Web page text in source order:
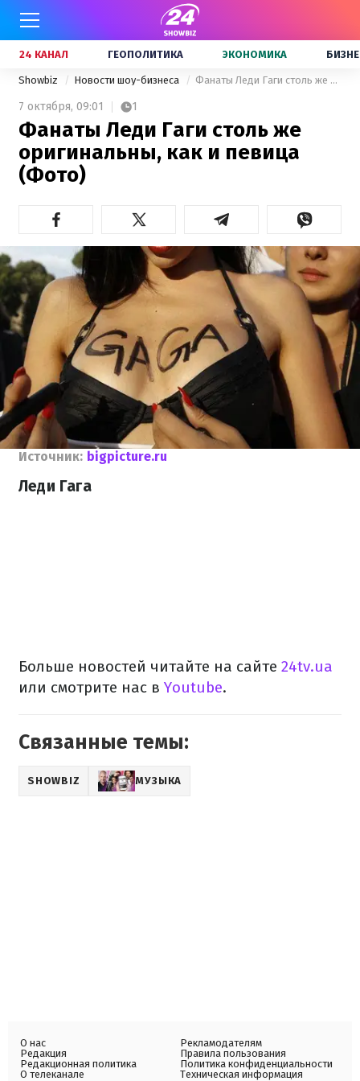
24 КАНАЛ ГЕОПОЛИТИКА ЭКОНОМИКА
Showbiz Новости шоу-бизнеса Фанаты Леди Гаги столь же оригинальны, как и певица (Фото)
7 октября, 09:01 1
Фанаты Леди Гаги столь же
оригинальны, как и певица
(Фото)
Источник: bigpicture.ru
Леди Гага
Больше новостей читайте на сайте 24tv.ua
или смотрите нас в Youtube.
Связанные темы:
SHOWBIZ МУЗЫКА
О нас
Редакция
Редакционная политика
О телеканале
Рекламодателям
Правила пользования
Политика конфиденциальности
Техническая информация